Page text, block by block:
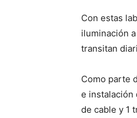
Con estas
iluminación
transitan
Como parte
e instalación
de cable y 1